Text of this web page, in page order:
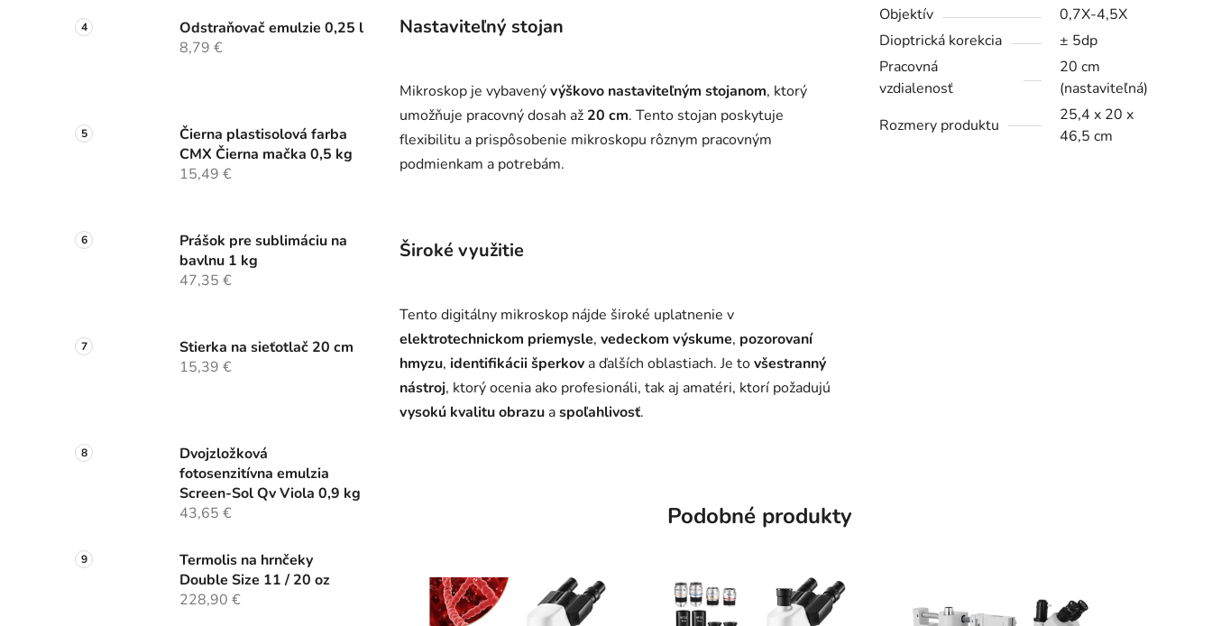
Odstraňovač emulzie 0,25 l
8,79 €
Čierna plastisolová farba
CMX Čierna mačka 0,5 kg
15,49 €
Prášok pre sublimáciu na
bavlnu 1 kg
47,35 €
Stierka na sieťotlač 20 cm
15,39 €
Dvojzložková
fotosenzitívna emulzia
Screen-Sol Qv Viola 0,9 kg
43,65 €
Termolis na hrnčeky
Double Size 11 / 20 oz
228,90 €
Nastaviteľný stojan
Mikroskop je vybavenývýškovo nastaviteľným stojanom, ktorý
umožňuje pracovný dosah až 20 cm. Tento stojan poskytuje
flexibilitu a prispôsobenie mikroskopu rôznym pracovným
podmienkam a potrebám.
Široké využitie
Tento digitálny mikroskop nájde široké uplatnenie v
elektrotechnickom priemysle, vedeckom výskume, pozorovaní
hmyzu, identifikácii šperkov a ďalších oblastiach. Je tovšestranný
nástroj, ktorý ocenia ako profesionáli, tak aj amatéri, ktorí požadujú
vysokú kvalitu obrazu aspoľahlivosť.
Objektív
0,7X-4,5X
Dioptrická korekcia
± 5dp
Pracovná
vzdialenosť
20 cm
(nastaviteľná)
Rozmery produktu
25,4 x 20 x
46,5 cm
Podobné produkty